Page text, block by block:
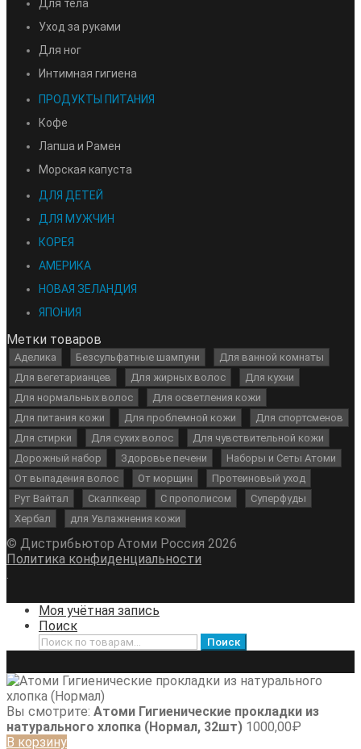
Для тела
Уход за руками
Для ног
Интимная гигиена
ПРОДУКТЫ ПИТАНИЯ
Кофе
Лапша и Рамен
Морская капуста
ДЛЯ ДЕТЕЙ
ДЛЯ МУЖЧИН
КОРЕЯ
АМЕРИКА
НОВАЯ ЗЕЛАНДИЯ
ЯПОНИЯ
Метки товаров
Аделика Безсульфатные шампуни
Для ванной комнаты
Для вегетарианцев
Для жирных волос
Для кухни
Для нормальных волос
Для осветления кожи
Для питания кожи
Для проблемной кожи
Для спортсменов
Для стирки
Для сухих волос
Для чувствительной кожи
Дорожный набор
Здоровье печени
Наборы и Сеты Атоми
От выпадения волос
От морщин
Протеиновый уход
Рут Вайтал
Скалпкеар С прополисом
Суперфуды
Хербал
для Увлажнения кожи
© Дистрибьютор Атоми Россия 2026
Политика конфиденциальности
.
Моя учётная запись
Поиск
Искать:
Поиск
Вы смотрите: Атоми Гигиенические прокладки из
натурального хлопка (Нормал, 32шт) 1000,00₽
В корзину